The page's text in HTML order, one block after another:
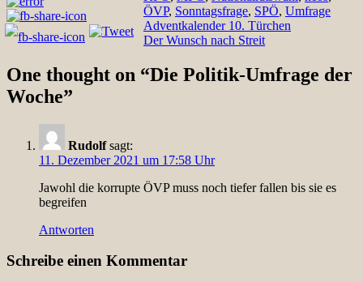
ÖVP, Sonntagsfrage, SPÖ, Umfrage
BeitragsnavigationAdventkalender 10. Türchen
Der Wunsch nach Streit
One thought on “Die Politik-Umfrage der
Woche”
Rudolf sagt:
11. Dezember 2021 um 17:58 Uhr
Jawohl die korrupte ÖVP muss noch tiefer fallen bis sie es
begreifen
Antworten
Schreibe einen Kommentar